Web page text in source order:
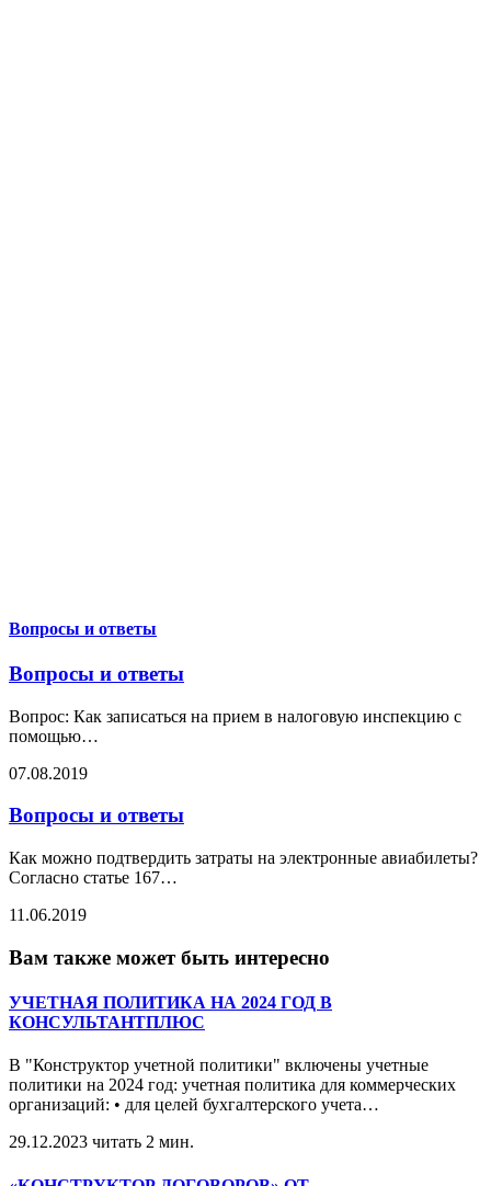
Вопросы и ответы
Вопросы и ответы
Вопрос: Как записаться на прием в налоговую инспекцию с
помощью…
07.08.2019
Вопросы и ответы
Как можно подтвердить затраты на электронные авиабилеты?
Согласно статье 167…
11.06.2019
Вам также может быть интересно
УЧЕТНАЯ ПОЛИТИКА НА 2024 ГОД В
КОНСУЛЬТАНТПЛЮС
В "Конструктор учетной политики" включены учетные
политики на 2024 год: учетная политика для коммерческих
организаций: • для целей бухгалтерского учета…
29.12.2023 читать 2 мин.